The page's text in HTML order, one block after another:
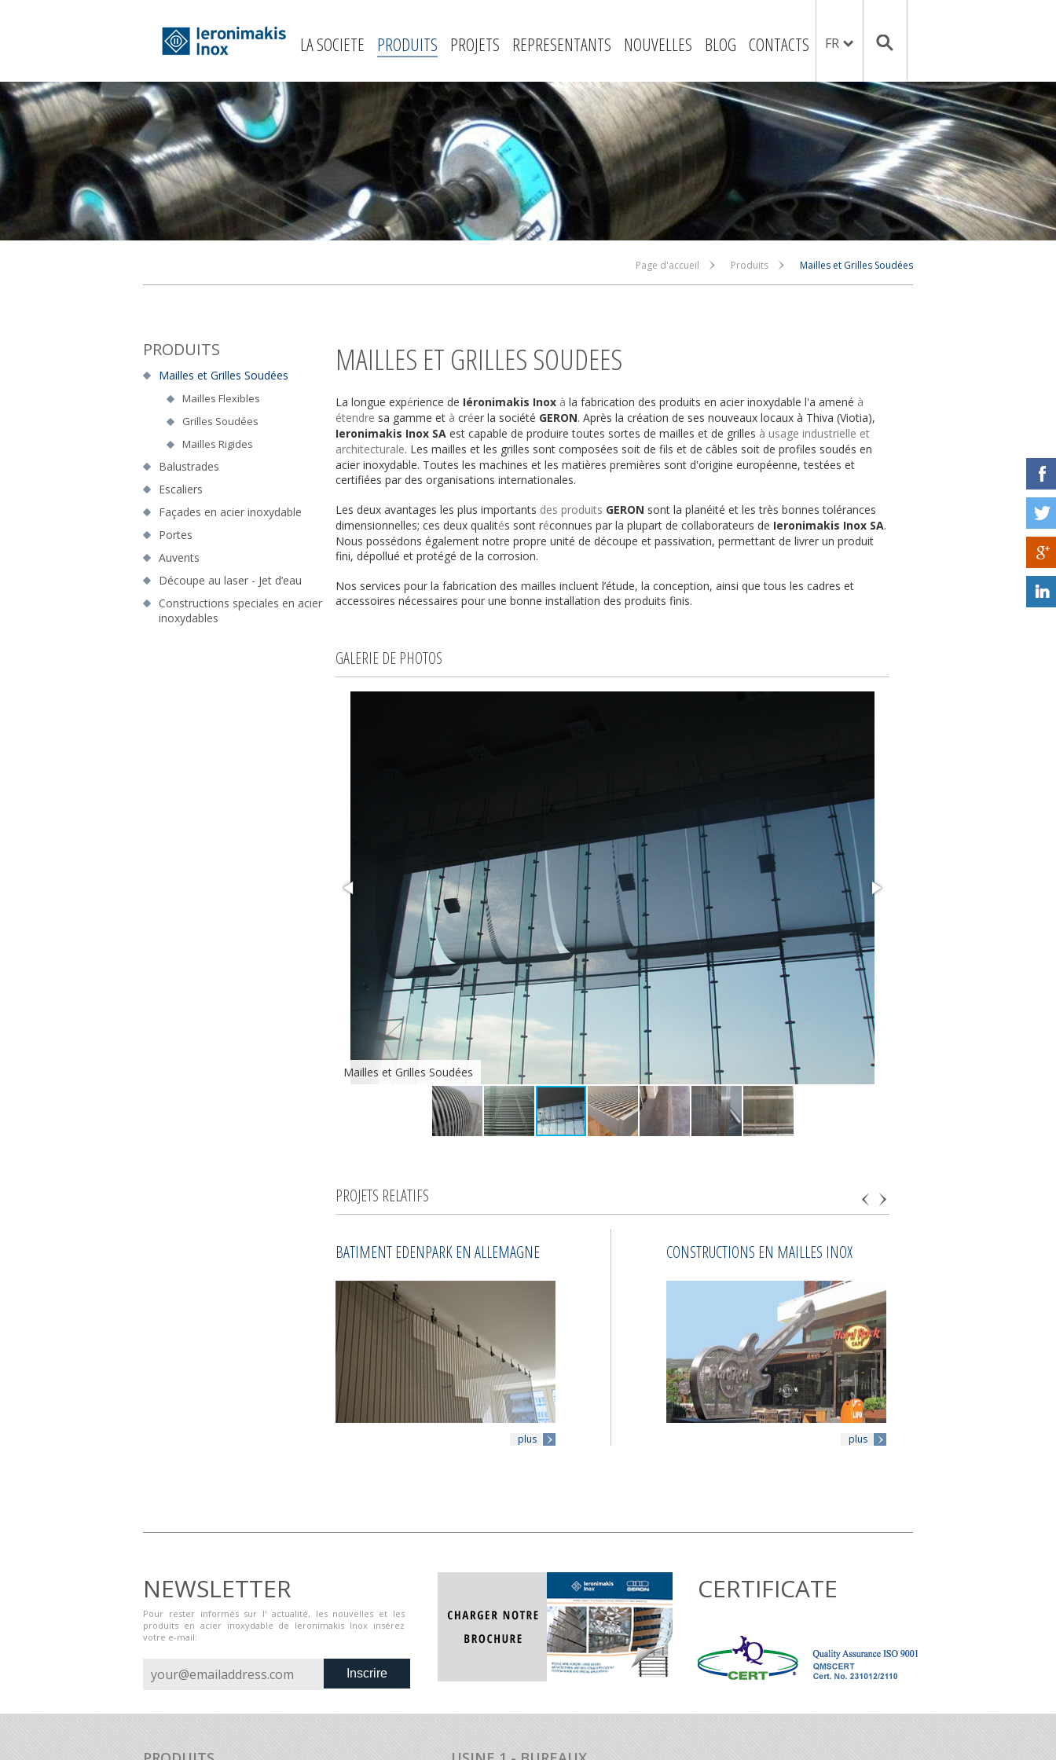
LA SOCIETE PRODUITS PROJETS REPRESENTANTS NOUVELLES BLOG CONTACTS FR
Page d'accueil Produits Mailles et Grilles Soudées
PRODUITS
Mailles et Grilles Soudées
Mailles Flexibles
Grilles Soudées
Mailles Rigides
Balustrades
Escaliers
Façades en acier inoxydable
Portes
Auvents
Découpe au laser - Jet d’eau
Constructions speciales en acier
inoxydables
MAILLES ET GRILLES SOUDEES
La longue expérience de Iéronimakis Inox à la fabrication des produits en acier inoxydable l'a amené à
étendre sa gamme et à créer la société GERON. Après la création de ses nouveaux locaux à Thiva (Viotia),
Ieronimakis Inox SA est capable de produire toutes sortes de mailles et de grilles à usage industrielle et
architecturale. Les mailles et les grilles sont composées soit de fils et de câbles soit de profiles soudés en
acier inoxydable. Toutes les machines et les matières premières sont d'origine européenne, testées et
certifiées par des organisations internationales.
Les deux avantages les plus importants des produits GERON sont la planéité et les très bonnes tolérances
dimensionnelles; ces deux qualités sont réconnues par la plupart de collaborateurs de Ieronimakis Inox SA.
Nous possédons également notre propre unité de découpe et passivation, permettant de livrer un produit
fini, dépollué et protégé de la corrosion.
Nos services pour la fabrication des mailles incluent l’étude, la conception, ainsi que tous les cadres et
accessoires nécessaires pour une bonne installation des produits finis.
GALERIE DE PHOTOS
Mailles et Grilles Soudées
PROJETS RELATIFS
BATIMENT EDENPARK EN ALLEMAGNE
plus
CONSTRUCTIONS EN MAILLES INOX
plus
NEWSLETTER
Pour rester informés sur l' actualité, les nouvelles et les
produits en acier inoxydable de Ieronimakis Inox insérez
votre e-mail:
Inscrire
CERTIFICATE